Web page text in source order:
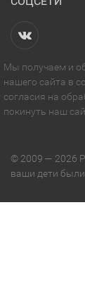
Мы получаем и
нашего сайта в
согласия на
покинуть наш
© 2009 — 2026
ваши дети